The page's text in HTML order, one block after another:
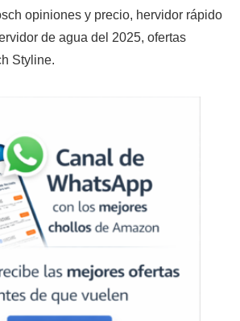
opiniones y precio, hervidor rápido
de agua del 2025, ofertas
Styline.